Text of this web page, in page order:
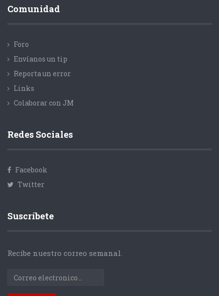
Comunidad
Foro
Envíanos un tip
Reporta un error
Links
Colaborar con JM
Redes Sociales
Facebook
Twitter
Suscríbete
Recibe nuestro correo semanal.